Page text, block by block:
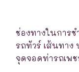
ช่องทางในการช
รถทัวร์ เส้นทาง
จุดจอดท่ารถเพ